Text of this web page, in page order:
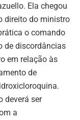
Ela chegou
direito do ministro
o comando
de discordâncias
em relação às
de
deverá ser
a